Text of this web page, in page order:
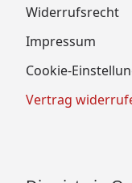
Widerrufsrecht
Impressum
Cookie-
Vertrag